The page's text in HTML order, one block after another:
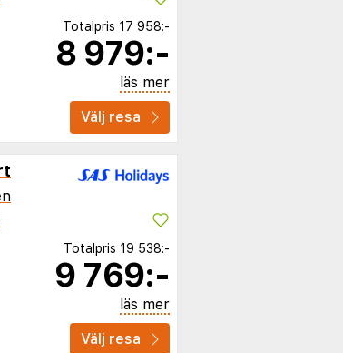
Totalpris 17 958:-
8 979:-
läs mer
Välj resa
Totalpris 19 538:-
9 769:-
läs mer
Välj resa